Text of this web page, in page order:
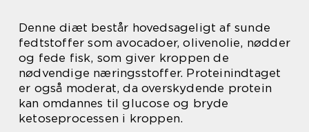
Denne diæt består hovedsageligt af sunde
fedtstoffer som avocadoer, olivenolie, nødder
og fede fisk, som giver kroppen de
nødvendige næringsstoffer. Proteinindtaget
er også moderat, da overskydende protein
kan omdannes til glucose og bryde
ketoseprocessen i kroppen.